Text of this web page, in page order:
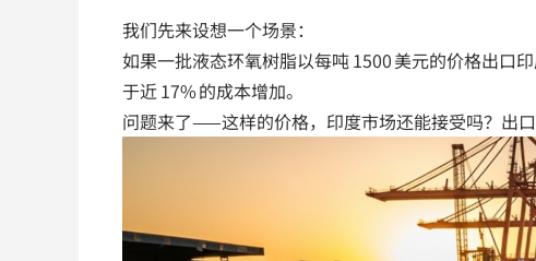
我们先来设想一个场景：
如果一批液态环氧树脂以每吨 1500 美元的价格出口
于近 17% 的成本增加。
问题来了——这样的价格，印度市场还能接受吗？出